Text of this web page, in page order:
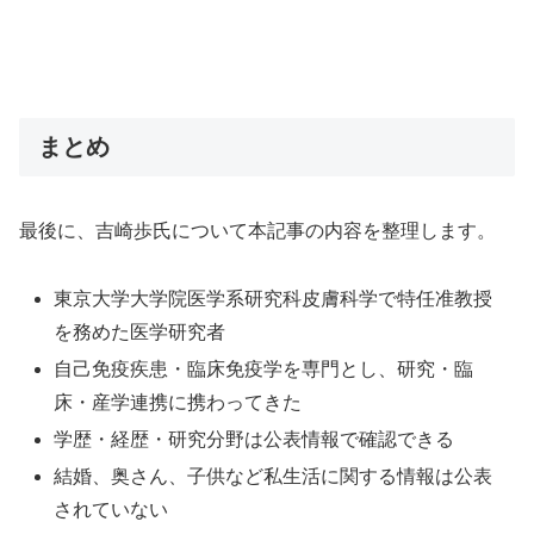
まとめ
最後に、吉崎歩氏について本記事の内容を整理します。
東京大学大学院医学系研究科皮膚科学で特任准教授
を務めた医学研究者
自己免疫疾患・臨床免疫学を専門とし、研究・臨
床・産学連携に携わってきた
学歴・経歴・研究分野は公表情報で確認できる
結婚、奥さん、子供など私生活に関する情報は公表
されていない